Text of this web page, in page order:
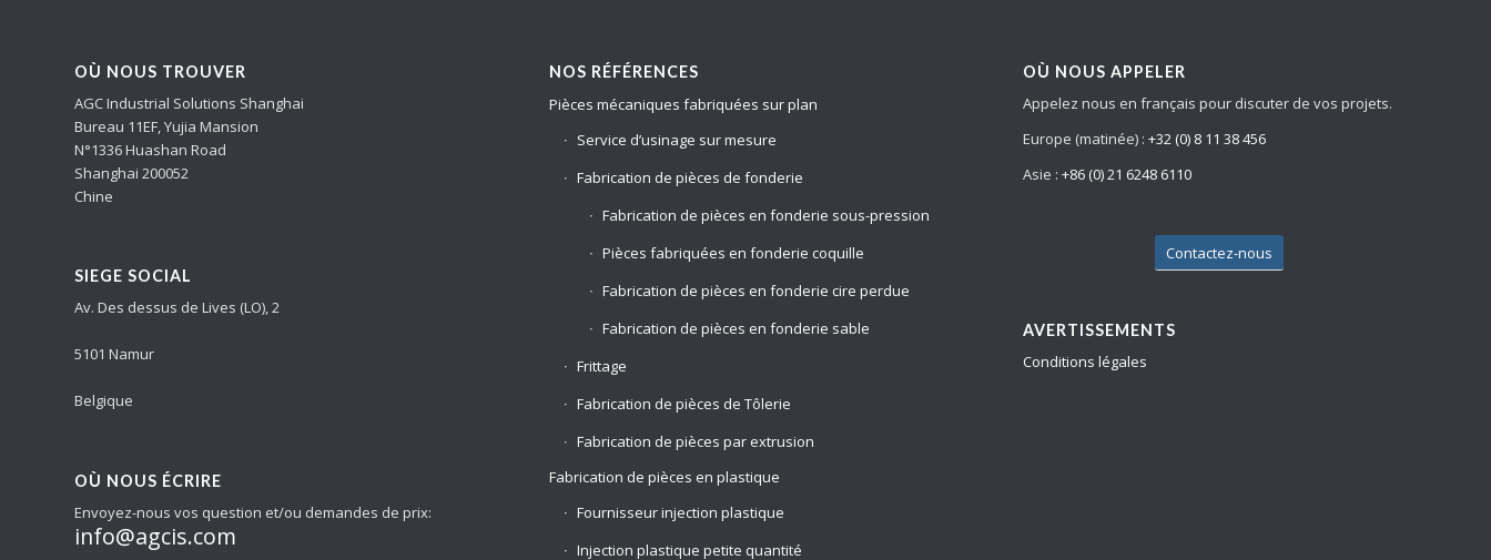
OÙ NOUS TROUVER
AGC Industrial Solutions Shanghai
Bureau 11EF, Yujia Mansion
N°1336 Huashan Road
Shanghai 200052
Chine
SIEGE SOCIAL
Av. Des dessus de Lives (LO), 2
5101 Namur
Belgique
OÙ NOUS ÉCRIRE
Envoyez-nous vos question et/ou demandes de prix:
info@agcis.com
NOS RÉFÉRENCES
Pièces mécaniques fabriquées sur plan
Service d’usinage sur mesure
Fabrication de pièces de fonderie
Fabrication de pièces en fonderie sous-pression
Pièces fabriquées en fonderie coquille
Fabrication de pièces en fonderie cire perdue
Fabrication de pièces en fonderie sable
Frittage
Fabrication de pièces de Tôlerie
Fabrication de pièces par extrusion
Fabrication de pièces en plastique
Fournisseur injection plastique
Injection plastique petite quantité
OÙ NOUS APPELER
Appelez nous en français pour discuter de vos projets.
Europe (matinée) :+32 (0) 8 11 38 456
Asie :+86 (0) 21 6248 6110
Contactez-nous
AVERTISSEMENTS
Conditions légales